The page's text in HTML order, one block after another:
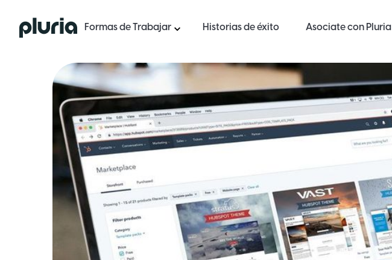
Logo Pluria Formas de Trabajar Historias de éxito Asociate con Pluria